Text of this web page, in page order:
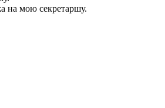
на мою секретаршу.